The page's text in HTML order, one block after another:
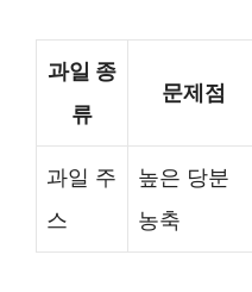
과일 종
류
문제점
과일 주
스
높은 당분
농축